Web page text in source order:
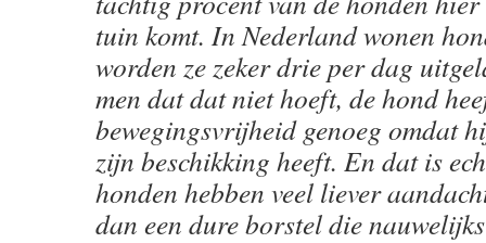
tuin komt. In Nederland wonen
worden ze zeker drie per dag
men dat dat niet hoeft, de hond
bewegingsvrijheid genoeg omdat
zijn beschikking heeft. En dat is
honden hebben veel liever
dan een dure borstel die